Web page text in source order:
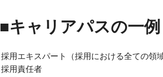
■キャリアパスの一例
採用エキスパート（採用における全ての領域
採用責任者